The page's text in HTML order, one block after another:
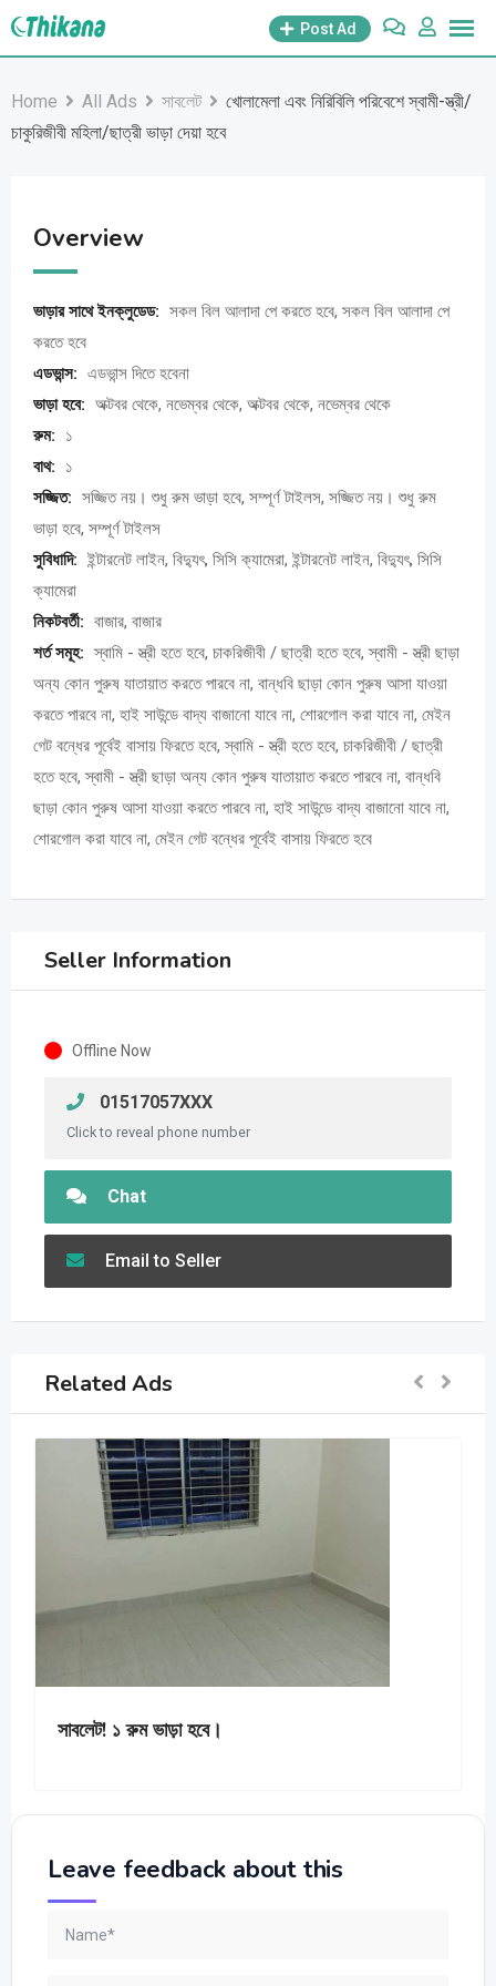
Skip
Post Ad
Home All Ads সাবলেট
খোলামেলা এবং নিরিবিলি পরিবেশে স্বামী-স্ত্রী/
চাকুরিজীবী মহিলা/ছাত্রী ভাড়া দেয়া হবে
Overview
ভাড়ার সাথে ইনক্লুডেড: সকল বিল আলাদা পে করতে হবে, সকল বিল আলাদা পে
করতে হবে
এডভান্স: এডভান্স দিতে হবেনা
ভাড়া হবে: অক্টবর থেকে, নভেম্বর থেকে, অক্টবর থেকে, নভেম্বর থেকে
রুম:
১
বাথ:
১
সজ্জিত: সজ্জিত নয়। শুধু রুম ভাড়া হবে, সম্পূর্ণ টাইলস, সজ্জিত নয়। শুধু রুম
ভাড়া হবে, সম্পূর্ণ টাইলস
সুবিধাদি: ইন্টারনেট লাইন, বিদ্যুৎ, সিসি ক্যামেরা, ইন্টারনেট লাইন, বিদ্যুৎ, সিসি
ক্যামেরা
নিকটবর্তী: বাজার, বাজার
শর্ত সমূহ: স্বামি - স্ত্রী হতে হবে, চাকরিজীবী / ছাত্রী হতে হবে, স্বামী - স্ত্রী ছাড়া
অন্য কোন পুরুষ যাতায়াত করতে পারবে না, বান্ধবি ছাড়া কোন পুরুষ আসা যাওয়া
করতে পারবে না, হাই সাউন্ডে বাদ্য বাজানো যাবে না, শোরগোল করা যাবে না, মেইন
গেট বন্ধের পূর্বেই বাসায় ফিরতে হবে, স্বামি - স্ত্রী হতে হবে, চাকরিজীবী / ছাত্রী
হতে হবে, স্বামী - স্ত্রী ছাড়া অন্য কোন পুরুষ যাতায়াত করতে পারবে না, বান্ধবি
ছাড়া কোন পুরুষ আসা যাওয়া করতে পারবে না, হাই সাউন্ডে বাদ্য বাজানো যাবে না,
শোরগোল করা যাবে না, মেইন গেট বন্ধের পূর্বেই বাসায় ফিরতে হবে
Seller Information
Offline Now
01517057XXX
Click to reveal phone number
Chat
Email to Seller
Related Ads
সাবলেট! ১ রুম ভাড়া হবে।
Leave feedback about this